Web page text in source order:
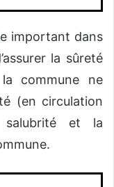
important dans
la sûreté
commune ne
(en circulation
et la